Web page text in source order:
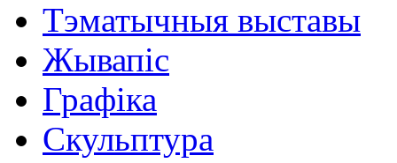
Тэматычныя выставы
Жывапіс
Графіка
Скульптура